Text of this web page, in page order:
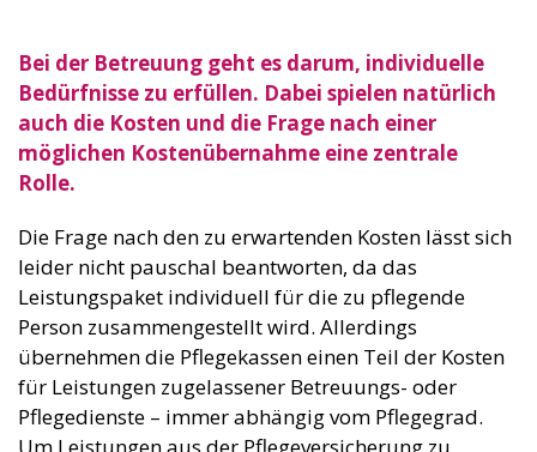
Bei der Betreuung geht es darum, individuelle
Bedürfnisse zu erfüllen. Dabei spielen natürlich
auch die Kosten und die Frage nach einer
möglichen Kostenübernahme eine zentrale
Rolle.
Die Frage nach den zu erwartenden Kosten lässt sich
leider nicht pauschal beantworten, da das
Leistungspaket individuell für die zu pflegende
Person zusammengestellt wird. Allerdings
übernehmen die Pflegekassen einen Teil der Kosten
für Leistungen zugelassener Betreuungs- oder
Pflegedienste – immer abhängig vom Pflegegrad.
Um Leistungen aus der Pflegeversicherung zu